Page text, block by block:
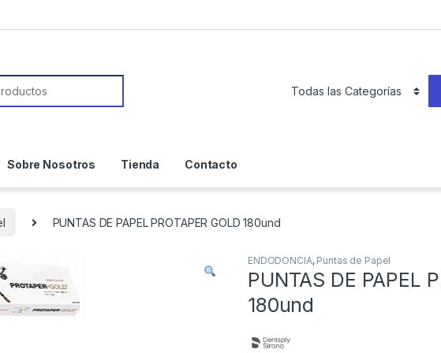
Sobre Nosotros Tienda Contacto
PUNTAS DE PAPEL PROTAPER GOLD 180und
ENDODONCIA, Puntas de Papel
PUNTAS DE PAPEL
180und